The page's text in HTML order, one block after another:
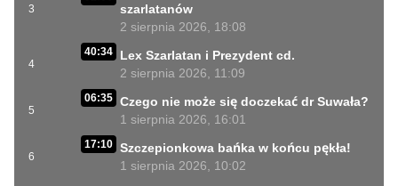
3
szarlatanów
2 sierpnia 2026, 18:08
4
40:34
Lex Szarlatan i Prezydent cd.
2 sierpnia 2026, 11:09
5
06:35 Czego nie może się doczekać dr Suwała?
1 sierpnia 2026, 16:01
6
17:10 Szczepionkowa bańka w końcu pękła!
1 sierpnia 2026, 10:02